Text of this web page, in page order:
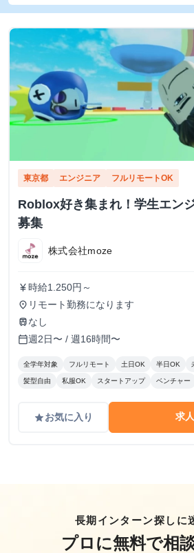
東京都 エンジニア フルリモートOK
Roblox好き集まれ！学生エン
募集
株式会社moze
currency_yen 時給1.250円～
place リモート勤務になります
train なし
calendar_today週2日〜 / 週16時間〜
全学年対象 フルリモート 土日OK 半日OK
髪型自由 私服OK スタートアップ ベンチャー
gradeお気に入り 求
長期インターン探しに
プロに無料で相